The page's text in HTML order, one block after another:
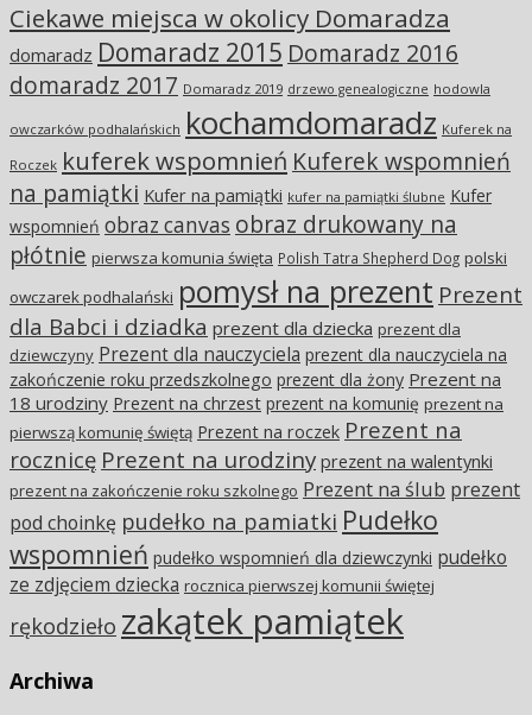
Ciekawe miejsca w okolicy Domaradza
domaradz Domaradz 2015 Domaradz 2016
domaradz 2017 Domaradz 2019 drzewo genealogiczne hodowla
owczarków podhalańskich kochamdomaradz Kuferek na
Roczek kuferek wspomnień Kuferek wspomnień
na pamiątki Kufer na pamiątki kufer na pamiątki ślubne Kufer
wspomnień obraz canvas obraz drukowany na
płótnie pierwsza komunia święta Polish Tatra Shepherd Dog polski
owczarek podhalański pomysł na prezent Prezent
dla Babci i dziadka prezent dla dziecka prezent dla
dziewczyny Prezent dla nauczyciela prezent dla nauczyciela na
zakończenie roku przedszkolnego prezent dla żony Prezent na
18 urodziny Prezent na chrzest prezent na komunię prezent na
pierwszą komunię świętą Prezent na roczek Prezent na
rocznicę Prezent na urodziny prezent na walentynki
prezent na zakończenie roku szkolnego Prezent na ślub prezent
pod choinkę pudełko na pamiatki Pudełko
wspomnień pudełko wspomnień dla dziewczynki pudełko
ze zdjęciem dziecka rocznica pierwszej komunii świętej
rękodzieło zakątek pamiątek
Archiwa